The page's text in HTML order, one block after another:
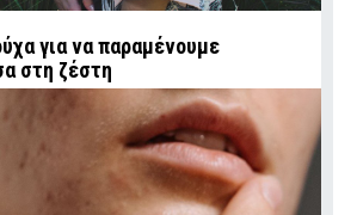
για να παραμένουμε
στη ζέστη